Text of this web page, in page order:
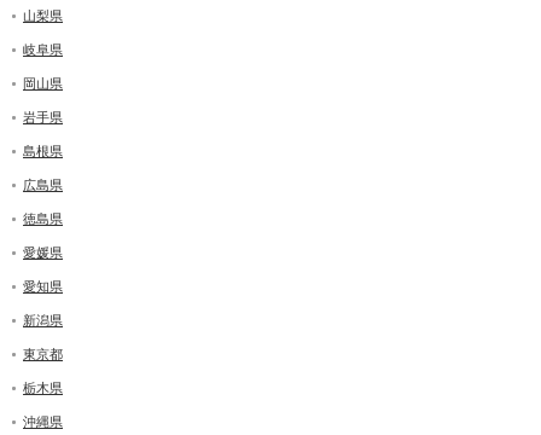
山梨県
岐阜県
岡山県
岩手県
島根県
広島県
徳島県
愛媛県
愛知県
新潟県
東京都
栃木県
沖縄県